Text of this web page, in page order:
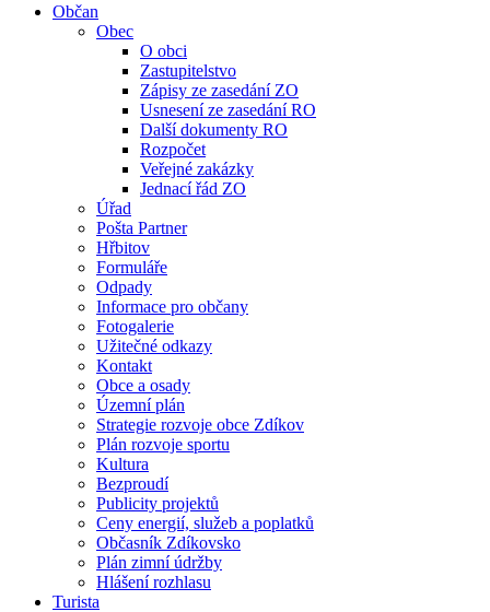
Občan
Obec
O obci
Zastupitelstvo
Zápisy ze zasedání ZO
Usnesení ze zasedání RO
Další dokumenty RO
Rozpočet
Veřejné zakázky
Jednací řád ZO
Úřad
Pošta Partner
Hřbitov
Formuláře
Odpady
Informace pro občany
Fotogalerie
Užitečné odkazy
Kontakt
Obce a osady
Územní plán
Strategie rozvoje obce Zdíkov
Plán rozvoje sportu
Kultura
Bezproudí
Publicity projektů
Ceny energií, služeb a poplatků
Občasník Zdíkovsko
Plán zimní údržby
Hlášení rozhlasu
Turista